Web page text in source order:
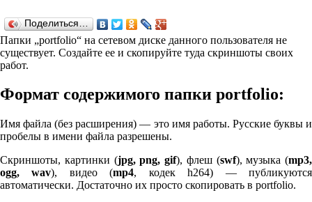
Поделиться…
Папки „port­fo­lio“ на сетевом диске данного пользователя не
существует. Создайте ее и скопируйте туда скриншоты своих
работ.
Формат содержимого папки port­fo­lio:
Имя файла (без расширения) — это имя работы. Русские буквы и
пробелы в имени файла разрешены.
Скриншоты, картинки (jpg, png, gif), флеш (swf), музыка (mp3,
ogg, wav), видео (mp4, кодек h264) — публикуются
автоматически. Достаточно их просто скопировать в port­fo­lio.